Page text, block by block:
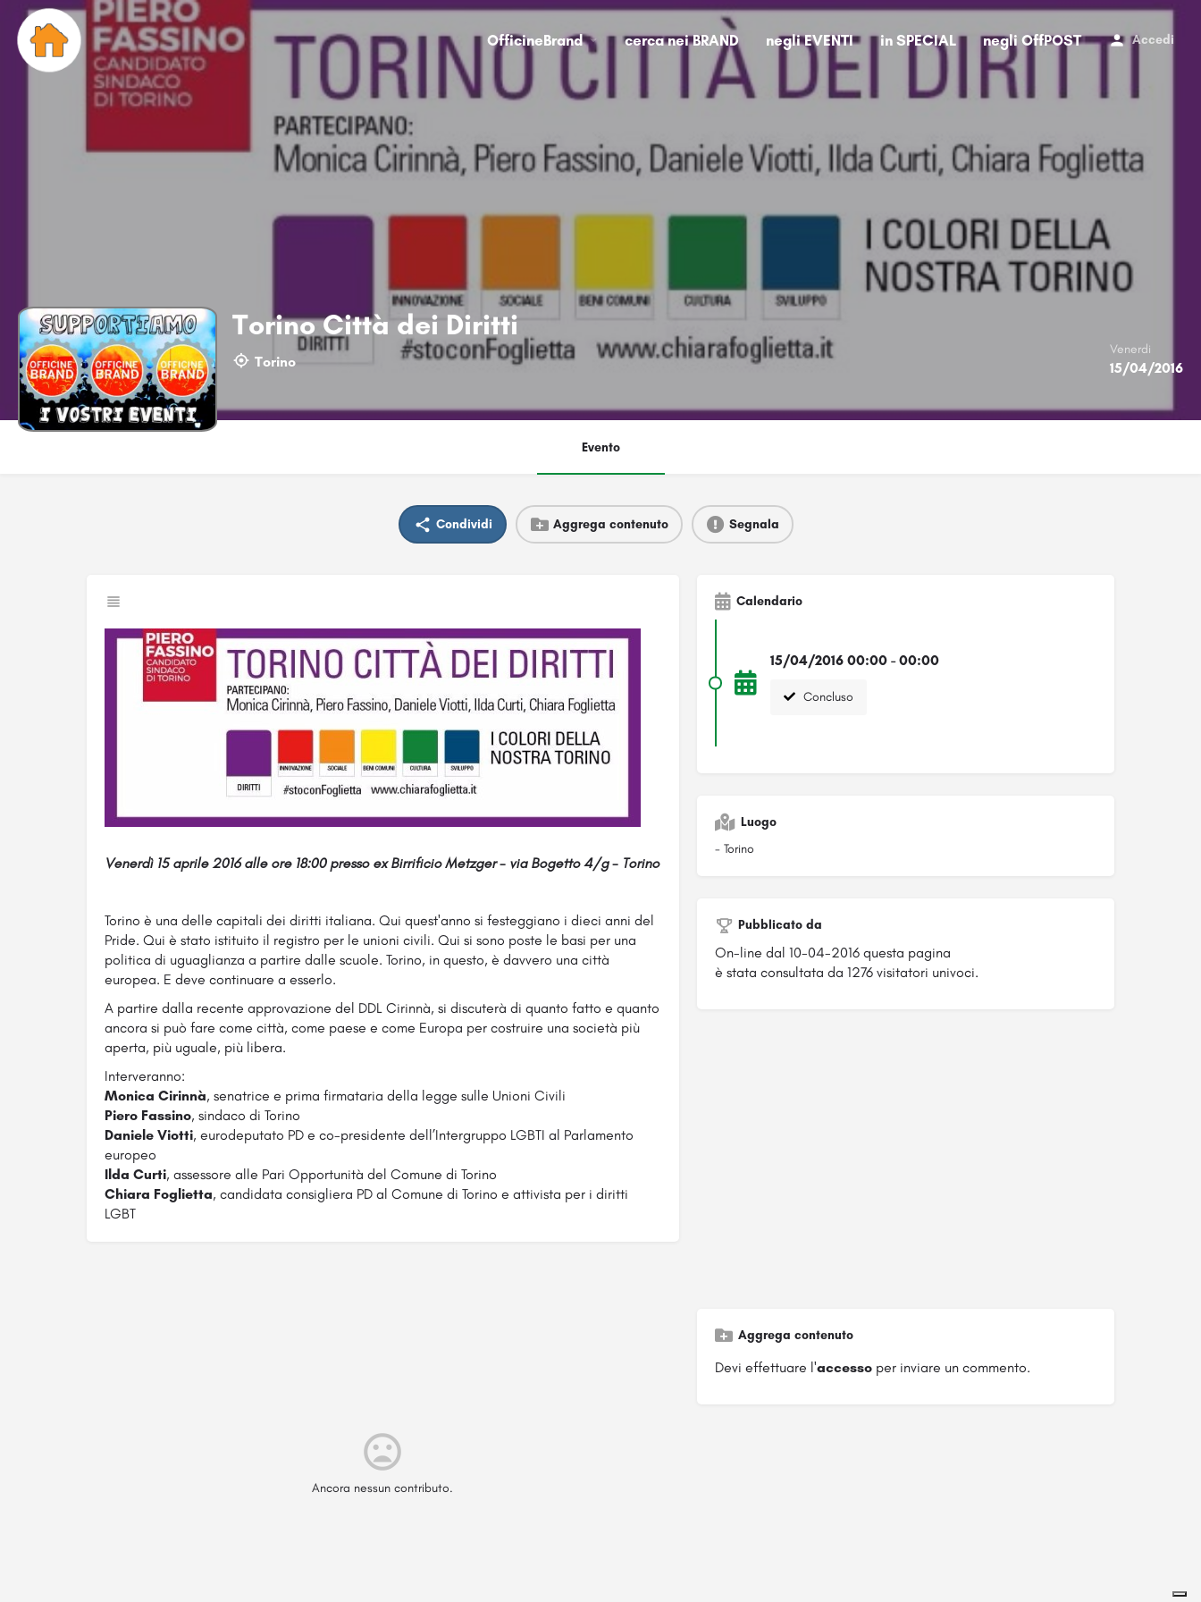
OfficineBrand cerca nei BRAND negli EVENTI in SPECIAL negli OffPOST Accedi
Torino Città dei Diritti
Torino
Venerdi
15/04/2016
Evento
Condividi Aggrega contenuto Segnala
Venerdì 15 aprile 2016 alle ore 18:00 presso ex Birrificio Metzger - via Bogetto 4/g - Torino
Torino è una delle capitali dei diritti italiana. Qui quest'anno si festeggiano i dieci anni del
Pride. Qui è stato istituito il registro per le unioni civili. Qui si sono poste le basi per una
politica di uguaglianza a partire dalle scuole. Torino, in questo, è davvero una città
europea. E deve continuare a esserlo.
A partire dalla recente approvazione del DDL Cirinnà, si discuterà di quanto fatto e quanto
ancora si può fare come città, come paese e come Europa per costruire una società più
aperta, più uguale, più libera.
Interveranno:
Monica Cirinnà, senatrice e prima firmataria della legge sulle Unioni Civili
Piero Fassino, sindaco di Torino
Daniele Viotti, eurodeputato PD e co-presidente dell’Intergruppo LGBTI al Parlamento
europeo
Ilda Curti, assessore alle Pari Opportunità del Comune di Torino
Chiara Foglietta, candidata consigliera PD al Comune di Torino e attivista per i diritti
LGBT
Calendario
15/04/2016 00:00 - 00:00
Concluso
Luogo
- Torino
Pubblicato da
On-line dal 10-04-2016 questa pagina
è stata consultata da 1276 visitatori univoci.
Ancora nessun contributo.
Aggrega contenuto
Devi effettuare l'accessoper inviare un commento.